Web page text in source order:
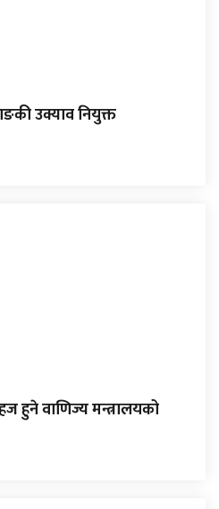
उक्याव नियुक्त
हुने वाणिज्य मन्त्रालयको